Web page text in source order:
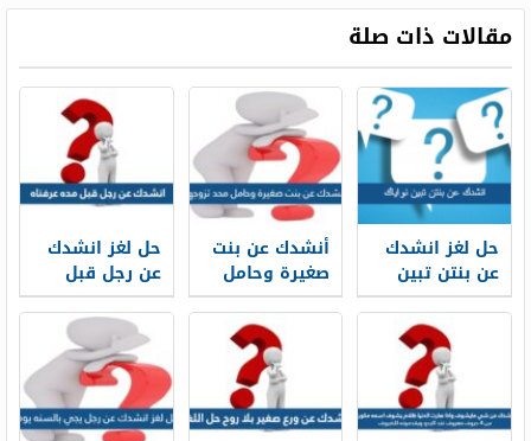
مقالات ذات صلة
حل لغز انشدك
عن بنتن تبين
نواياك
أنشدك عن بنت
صغيرة وحامل
محد تزوجها ولا
جابت عيـال هيبة
وتامر ماتعرف
المجامـل تامر
على اثنين
وعشرين
حل لغز انشدك
عن رجل قبل
مده عرفناه